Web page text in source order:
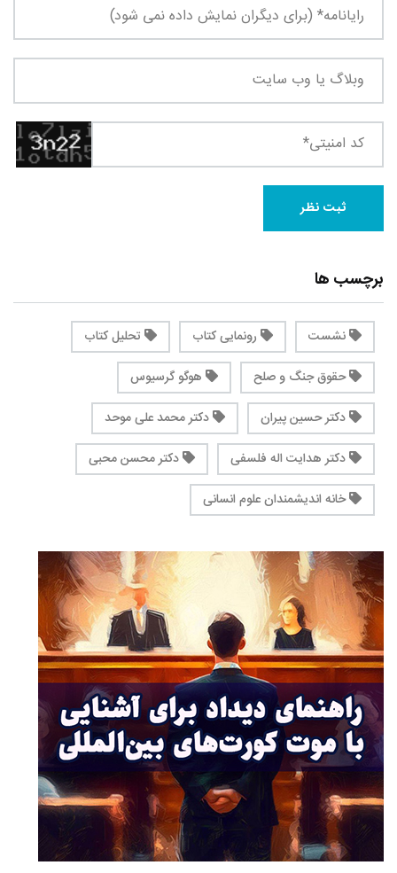
برچسب ها
نشست رونمایی کتاب
تحلیل کتاب
حقوق جنگ و صلح
هوگو گرسیوس
دکتر حسین پیران
دکتر محمد علی موحد
دکتر هدایت اله فلسفی
دکتر محسن محبی
خانه اندیشمندان علوم انسانی